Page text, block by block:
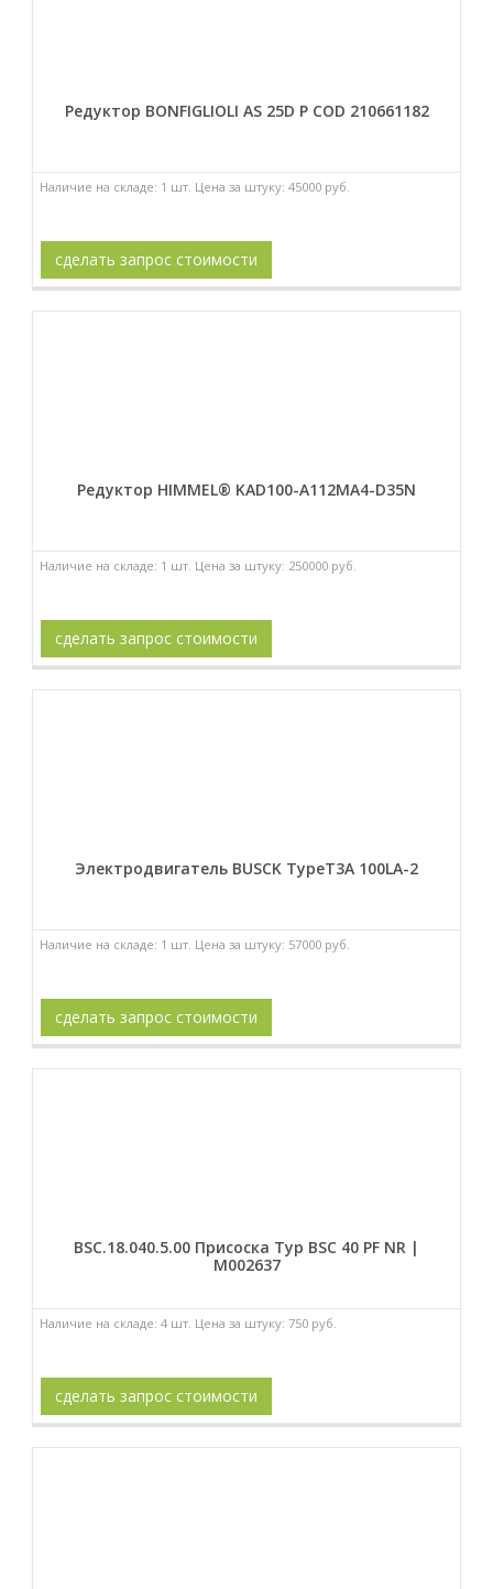
Редуктор BONFIGLIOLI AS 25D P COD 210661182
Наличие на складе: 1 шт. Цена за штуку: 45000 руб.
сделать запрос стоимости
Редуктор HIMMEL® KAD100-A112MA4-D35N
Наличие на складе: 1 шт. Цена за штуку: 250000 руб.
сделать запрос стоимости
Электродвигатель BUSCK TypeT3A 100LA-2
Наличие на складе: 1 шт. Цена за штуку: 57000 руб.
сделать запрос стоимости
BSC.18.040.5.00 Присоска Typ BSC 40 PF NR |
M002637
Наличие на складе: 4 шт. Цена за штуку: 750 руб.
сделать запрос стоимости